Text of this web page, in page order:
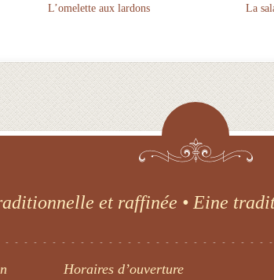
L’omelette aux lardons La
et raffinée • Eine
Horaires d’ouverture